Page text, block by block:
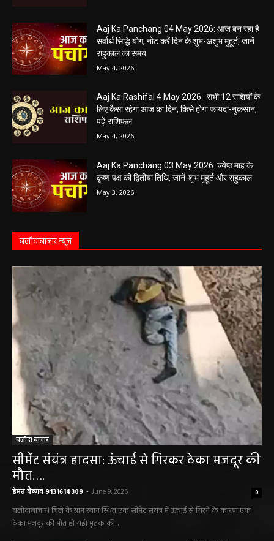
Aaj Ka Panchang 04 May 2026: आज बन रहा है
सर्वार्थ सिद्धि योग, नोट करें दिन के शुभ-अशुभ मुहूर्त, जानें
राहुकाल का समय
May 4, 2026
Aaj Ka Rashifal 4 May 2026 : सभी 12 राशियों के
लिए कैसा रहेगा आज का दिन, किसे होगा फायदा-नुकसान,
पढ़ें राशिफल
May 4, 2026
Aaj Ka Panchang 03 May 2026: ज्येष्ठ माह के
कृष्ण पक्ष की द्वितीया तिथि, जानें-शुभ मुहूर्त और राहुकाल
May 3, 2026
बलौदाबाज़ार न्यूज़
बलौदा बाजार
सीमेंट संयंत्र हादसा: ऊंचाई से गिरकर ठेका मजदूर की
मौत….
हेमंत वैष्णव 9131614309 - June 9, 2026 0
बलौदाबाजार। जिले के ग्राम रवान स्थित एक सीमेंट संयंत्र में ऊंचाई से गिरने के कारण एक
ठेका मजदूर की मौत हो गई। मृतक की...